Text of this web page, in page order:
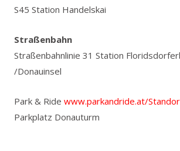
S45 Station Handelskai
Straßenbahn
Straßenbahnlinie 31 Station
/Donauinsel
Park & Ride www.parkandride.at/
Parkplatz Donauturm